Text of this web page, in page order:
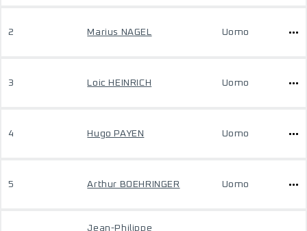
2 Marius NAGEL Uomo
3 Loic HEINRICH Uomo
4 Hugo PAYEN Uomo
5 Arthur BOEHRINGER Uomo
Jean-Philippe